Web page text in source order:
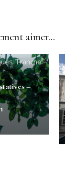
aimer...
Tranche
–